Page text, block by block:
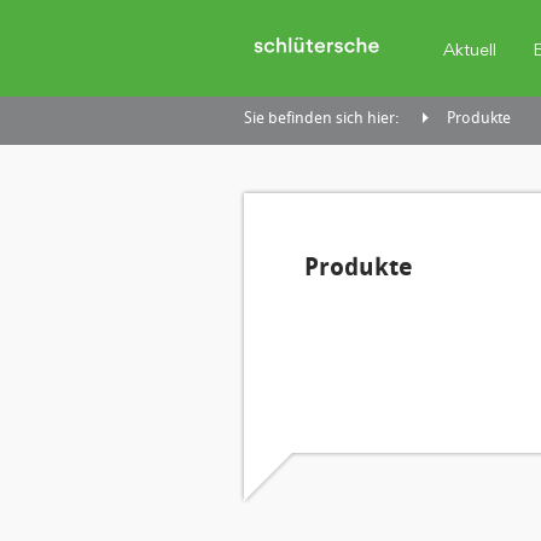
Aktuell
Sie befinden sich hier: Produkte
Produkte